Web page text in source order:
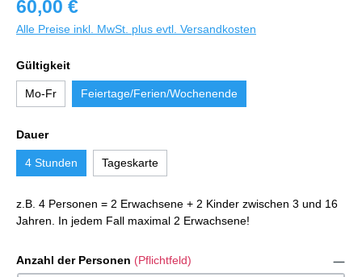
60,00 €
Alle Preise inkl. MwSt. plus evtl. Versandkosten
Gültigkeit
Mo-Fr Feiertage/Ferien/Wochenende
Dauer
4 Stunden Tageskarte
z.B. 4 Personen = 2 Erwachsene + 2 Kinder zwischen 3 und 16
Jahren. In jedem Fall maximal 2 Erwachsene!
Anzahl der Personen (Pflichtfeld)